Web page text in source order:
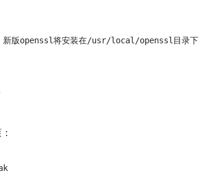
将安装在/usr/local/openssl目录下